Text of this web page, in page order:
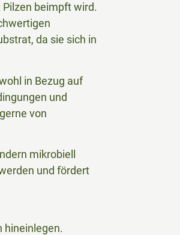
beimpft wird.
da sie sich in
in Bezug auf
und
von
mikrobiell
und fördert
hineinlegen.